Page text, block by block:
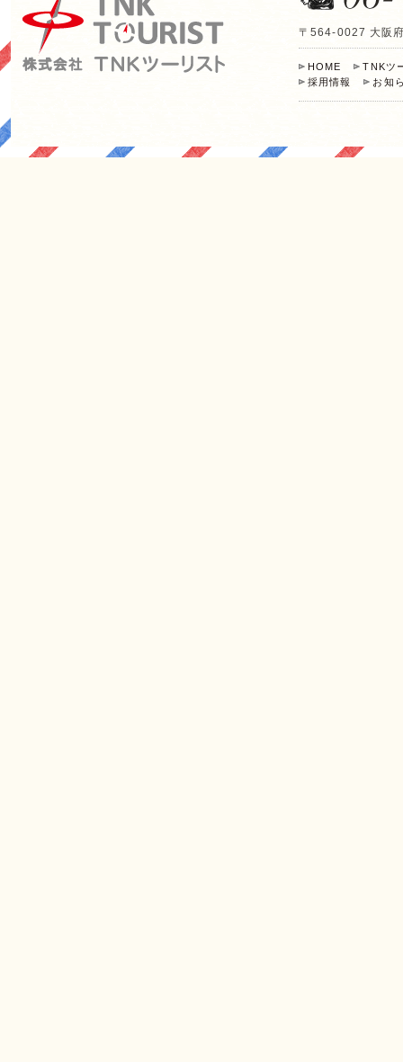
〒564-0027 大阪
HOME
TNKツ
採用情報
お知